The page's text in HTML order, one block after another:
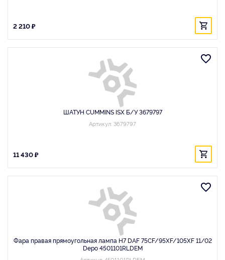
2 210 ₽
ШАТУН CUMMINS ISX Б/У 3679797
Артикул: 3679797
11 430 ₽
Фара правая прямоугольная лампа H7 DAF 75CF/95XF/105XF 11/02
Depo 4501101RLDEM